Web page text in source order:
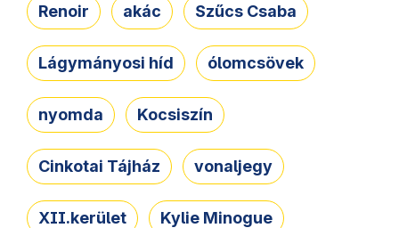
Renoir akác Szűcs Csaba
Lágymányosi híd ólomcsövek
nyomda Kocsiszín
Cinkotai Tájház vonaljegy
XII.kerület Kylie Minogue